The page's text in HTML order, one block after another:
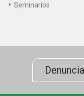
Seminarios